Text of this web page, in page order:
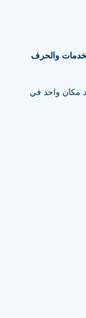
والحرف
مكان واحد في